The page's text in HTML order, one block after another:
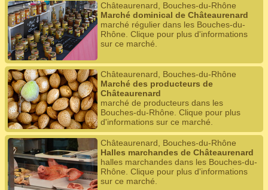
Châteaurenard, Bouches-du-Rhône
Marché dominical de Châteaurenard
marché régulier dans les Bouches-du-
Rhône. Clique pour plus d'informations
sur ce marché.
Châteaurenard, Bouches-du-Rhône
Marché des producteurs de
Châteaurenard
marché de producteurs dans les
Bouches-du-Rhône. Clique pour plus
d'informations sur ce marché.
Châteaurenard, Bouches-du-Rhône
Halles marchandes de Châteaurenard
halles marchandes dans les Bouches-du-
Rhône. Clique pour plus d'informations
sur ce marché.